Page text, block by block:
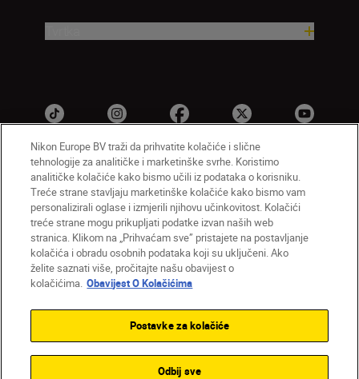
HR Nikon Sites
Obratite nam se
Obavijest o zaštiti privatnosti
Uvjeti upotrebe
Obavijest o kolačićima
Postavke kolačića
© 2026 Nikon
Back to top
Nikon Europe BV traži da prihvatite kolačiće i slične
tehnologije za analitičke i marketinške svrhe. Koristimo
analitičke kolačiće kako bismo učili iz podataka o korisniku.
Treće strane stavljaju marketinške kolačiće kako bismo vam
personalizirali oglase i izmjerili njihovu učinkovitost. Kolačići
treće strane mogu prikupljati podatke izvan naših web
stranica. Klikom na „Prihvaćam sve” pristajete na postavljanje
kolačića i obradu osobnih podataka koji su uključeni. Ako
želite saznati više, pročitajte našu obavijest o
kolačićima. Obavijest O Kolačićima
Postavke za kolačiće
Odbij sve